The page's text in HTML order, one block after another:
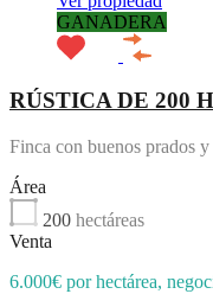
GANADERA
RÚSTICA DE 200
Finca con buenos prados
Área
200 hectáreas
Venta
6.000€ por hectárea,